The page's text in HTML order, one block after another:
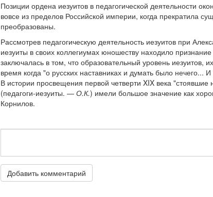
Позиции ордена иезуитов в педагогической деятельности
вовсе из пределов Российской империи, когда прекратила
преобразованы.
Рассмотрев педагогическую деятельность иезуитов при
иезуиты в своих коллегиумах юношеству находило
заключалась в том, что образовательный уровень иезуитов,
время когда "о русских наставниках и думать было
В истории просвещения первой четверти XIX века
(педагоги-иезуиты. — О.К.) имели большое значение как
Корнилов.
Добавить комментарий